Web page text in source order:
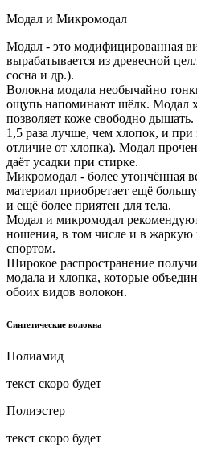
Модал и Микромодал
Модал - это модифицированная
вырабатывается из древесной
сосна и др.).
Волокна модала необычайно
ощупь напоминают шёлк. Модал
позволяет коже свободно
1,5 раза лучше, чем хлопок, и при
отличие от хлопка). Модал
даёт усадки при стирке.
Микромодал - более утончённая
материал приобретает ещё
и ещё более приятен для тела.
Модал и микромодал
ношения, в том числе и в жаркую
спортом.
Широкое распространение
модала и хлопка, которые
обоих видов волокон.
Синтетические волокна
Полиамид
текст скоро будет
Полиэстер
текст скоро будет